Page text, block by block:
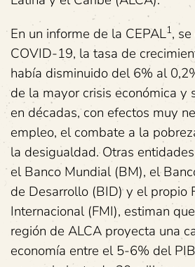
En un informe de la CEPAL1,
COVID-19, la tasa de
había disminuido del 6% al
de la mayor crisis económica y
en décadas, con efectos muy
empleo, el combate a la
la desigualdad. Otras
el Banco Mundial (BM), el
de Desarrollo (BID) y el propio
Internacional (FMI), estiman
región de ALCA proyecta una
economía entre el 5-6% del